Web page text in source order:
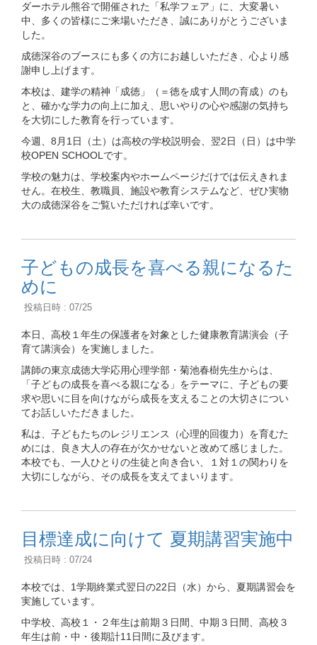
ダーホテル熊谷で開催された「私学フェア」に、大変暑い
中、多くの皆様にご来場いただき、誠にありがとうございま
した。
成徳深谷のブースにも多くの方にお越しいただき、心より感
謝申し上げます。
本校は、建学の精神「成徳」（＝徳を成す人間の育成）のも
と、確かな学力の向上に加え、思いやりの心や感謝の気持ち
を大切にした教育を行っています。
今週、8月1日（土）は高校の学校説明会、翌2日（日）は中学
校OPEN SCHOOLです。
学校の魅力は、学校案内やホームページだけでは伝えきれま
せん。在校生、教職員、施設や教育システムなど、ぜひ実物
大の成徳深谷をご覧いただければ幸いです。
子どもの成長を喜べる親になるた
めに
投稿日時 : 07/25
本日、高校１年生の保護者を対象とした健康教育講演会（子
育て講演会）を実施しました。
講師の東京成徳大学応用心理学部・菊池春樹先生からは、
「子どもの成長を喜べる親になる」をテーマに、子どもの要
求や思いに目を向けながら成長を支えることの大切さについ
てお話しいただきました。
私は、子どもたちのレジリエンス（心理的回復力）を育むた
めには、良き大人の存在が欠かせないと改めて感じました。
本校でも、一人ひとりの生徒と向き合い、１対１の関わりを
大切にしながら、その成長を支えてまいります。
目標達成に向けて 夏期講習実施中
投稿日時 : 07/24
本校では、1学期終業式翌日の22日（水）から、夏期講習会を
実施しています。
中学校、高校１・２年生は前期３日間、中期３日間、高校３
年生は前・中・後期計11日間に及びます。